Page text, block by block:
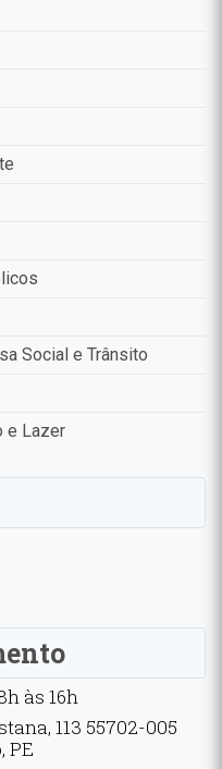
Social e Trânsito
e Lazer
às 16h
113 55702-005
PE